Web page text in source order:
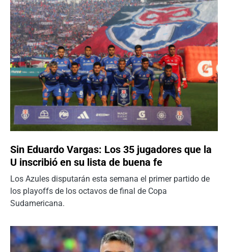
Sin Eduardo Vargas: Los 35 jugadores que la
U inscribió en su lista de buena fe
Los Azules disputarán esta semana el primer partido de
los playoffs de los octavos de final de Copa
Sudamericana.